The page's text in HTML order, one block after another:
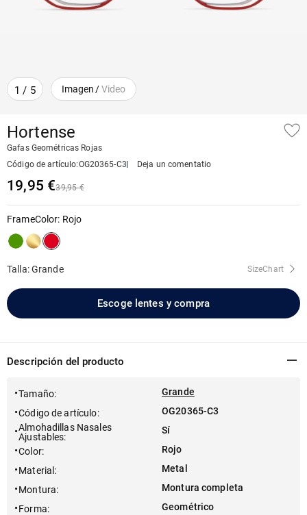
1 / 5 Imagen /Video
Hortense
Gafas Geométricas Rojas
Código de artículo:OG20365-C3 Deja un comentatio
19,95 €39,95 €
FrameColor: Rojo
Talla: Grande SizeChart
Escoge lentes y compra
Descripción del producto
Tamaño:
Grande
Código de artículo:
OG20365-C3
Almohadillas Nasales
Ajustables:
Sí
Color:
Rojo
Material :
Metal
Montura:
Montura completa
Forma:
Geométrico